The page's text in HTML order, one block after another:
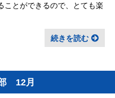
ことができるので、とても楽
続きを読む
12月